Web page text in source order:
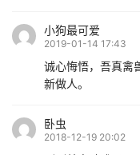
小狗最可爱
2019-01-14 17:43
诚心悔悟，吾真禽
新做人。
卧虫
2018-12-19 20:02